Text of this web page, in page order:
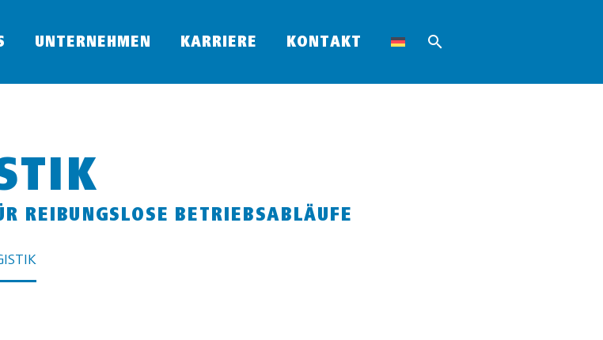
UNTERNEHMEN KARRIERE KONTAKT
REIBUNGSLOSE BETRIEBSABLÄUFE